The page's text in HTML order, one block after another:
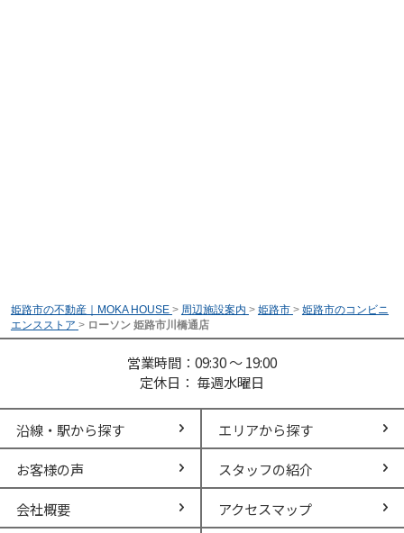
姫路市の不動産｜MOKA HOUSE > 周辺施設案内 > 姫路市 > 姫路市のコンビニ
エンスストア > ローソン 姫路市川橋通店
営業時間：09:30 ～ 19:00
定休日： 毎週水曜日
沿線・駅から探す エリアから探す
お客様の声 スタッフの紹介
会社概要 アクセスマップ